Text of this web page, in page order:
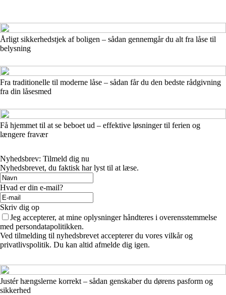
Årligt sikkerhedstjek af boligen – sådan gennemgår du alt fra låse til
belysning
Fra traditionelle til moderne låse – sådan får du den bedste rådgivning
fra din låsesmed
Få hjemmet til at se beboet ud – effektive løsninger til ferien og
længere fravær
Nyhedsbrev: Tilmeld dig nu
Nyhedsbrevet, du faktisk har lyst til at læse.
Hvad er din e-mail?
Skriv dig op
Jeg accepterer, at mine oplysninger håndteres i overensstemmelse
med persondatapolitikken.
Ved tilmelding til nyhedsbrevet accepterer du vores vilkår og
privatlivspolitik. Du kan altid afmelde dig igen.
Justér hængslerne korrekt – sådan genskaber du dørens pasform og
sikkerhed